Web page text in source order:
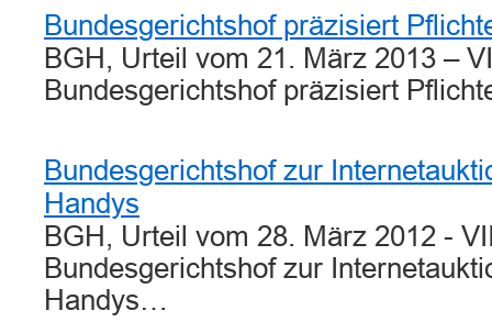
Bundesgerichtshof präzisiert
BGH, Urteil vom 21. März 2013 –
Bundesgerichtshof präzisiert
Bundesgerichtshof zur
Handys
BGH, Urteil vom 28. März 2012 -
Bundesgerichtshof zur
Handys…